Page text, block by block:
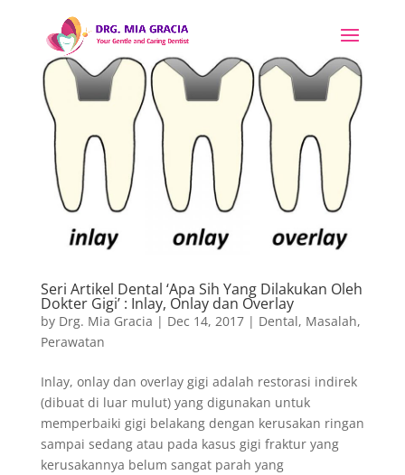
Seri Artikel Dental ‘Apa Sih Yang Dilakukan Oleh
Dokter Gigi’ : Inlay, Onlay dan Overlay
by Drg. Mia Gracia | Dec 14, 2017| Dental, Masalah,
Perawatan
Inlay, onlay dan overlay gigi adalah restorasi indirek
(dibuat di luar mulut) yang digunakan untuk
memperbaiki gigi belakang dengan kerusakan ringan
sampai sedang atau pada kasus gigi fraktur yang
kerusakannya belum sangat parah yang